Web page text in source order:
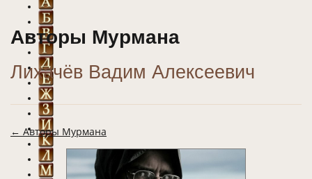
Авторы Мурмана
Лихачёв Вадим Алексеевич
← Авторы Мурмана